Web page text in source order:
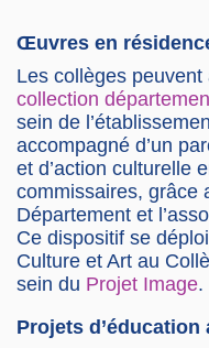
Œuvres en
Les collèges
collection
sein de
accompagné d’un
et d’action culturelle
commissaires, grâce
Département et
Ce dispositif se
Culture et Art au
sein du Projet Image.
Projets d’éducation